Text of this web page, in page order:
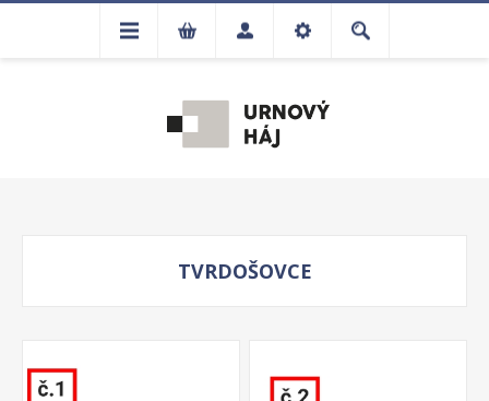
TVRDOŠOVCE